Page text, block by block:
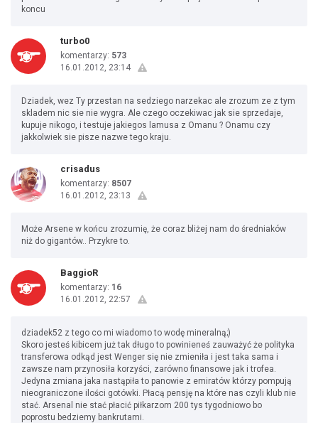
koncu
turbo0
komentarzy: 573
16.01.2012, 23:14
Dziadek, wez Ty przestan na sedziego narzekac ale zrozum ze z tym
skladem nic sie nie wygra. Ale czego oczekiwac jak sie sprzedaje,
kupuje nikogo, i testuje jakiegos lamusa z Omanu ? Onamu czy
jakkolwiek sie pisze nazwe tego kraju.
crisadus
komentarzy: 8507
16.01.2012, 23:13
Może Arsene w końcu zrozumię, że coraz bliżej nam do średniaków
niż do gigantów.. Przykre to.
BaggioR
komentarzy: 16
16.01.2012, 22:57
dziadek52 z tego co mi wiadomo to wodę mineralną;)
Skoro jesteś kibicem już tak długo to powinieneś zauważyć że polityka
transferowa odkąd jest Wenger się nie zmieniła i jest taka sama i
zawsze nam przynosiła korzyści, zarówno finansowe jak i trofea.
Jedyna zmiana jaka nastąpiła to panowie z emiratów którzy pompują
nieograniczone ilości gotówki. Płacą pensję na które nas czyli klub nie
stać. Arsenal nie stać płacić piłkarzom 200 tys tygodniowo bo
poprostu bedziemy bankrutami.